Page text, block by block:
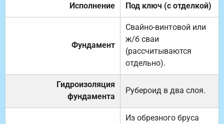
Исполнение Под ключ (с отделкой)
Фундамент
Свайно-винтовой или
ж/б сваи
(рассчитываются
отдельно).
Гидроизоляция
фундамента
Рубероид в два слоя.
Из обрезного бруса